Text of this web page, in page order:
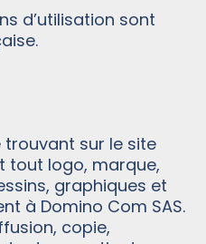
d’utilisation sont
sur le site
tout logo, marque,
graphiques et
à Domino Com SAS.
copie,